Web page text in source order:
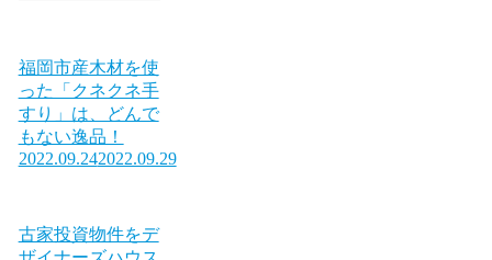
福岡市産木材を使
った「クネクネ手
すり」は、どんで
もない逸品！
2022.09.242022.09.29
古家投資物件をデ